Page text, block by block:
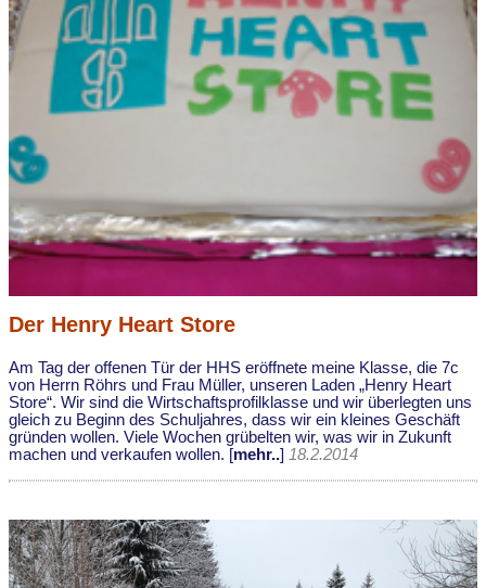
Der Henry Heart Store
Am Tag der offenen Tür der HHS eröffnete meine Klasse, die 7c
von Herrn Röhrs und Frau Müller, unseren Laden „Henry Heart
Store“. Wir sind die Wirtschaftsprofilklasse und wir überlegten uns
gleich zu Beginn des Schuljahres, dass wir ein kleines Geschäft
gründen wollen. Viele Wochen grübelten wir, was wir in Zukunft
machen und verkaufen wollen. [mehr..] 18.2.2014